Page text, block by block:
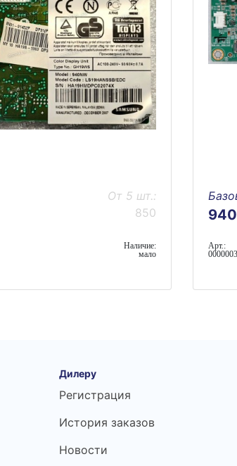
От 5 шт.:
850
Наличие:
мало
940
Арт.:
Дилеру
Регистрация
История заказов
Новости